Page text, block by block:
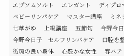
エプソムソルト
エレガント ディプロ
ベビーリンパケア
マスター講座 ミネ
七草がゆ
上級講座 五節句
今野今
今野今日子 セルフリンパケア
口腔を
循環の良い身体
心豊かな女性 春バテ